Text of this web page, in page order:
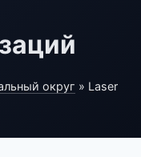
округ » Laser